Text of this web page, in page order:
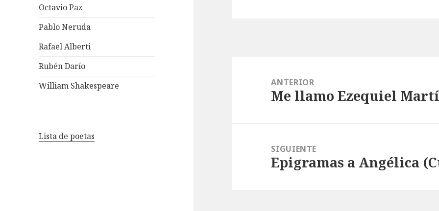
Octavio Paz
Pablo Neruda
Rafael Alberti
Rubén Darío
William Shakespeare
Lista de poetas
entradas
ANTERIOR
Entrada
Me llamo Ezequiel
SIGUIENTE
Entrada
Epigramas a Angélica